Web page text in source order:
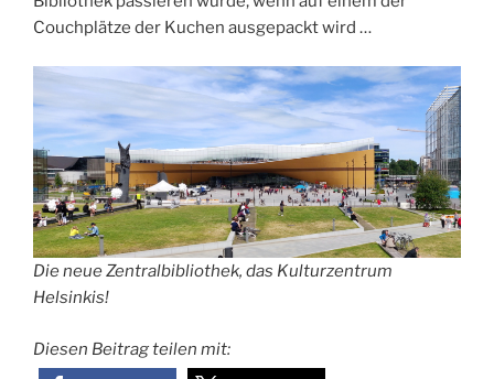
Couchplätze der Kuchen ausgepackt wird …
Die neue Zentralbibliothek, das Kulturzentrum
Helsinkis!
Diesen Beitrag teilen mit: